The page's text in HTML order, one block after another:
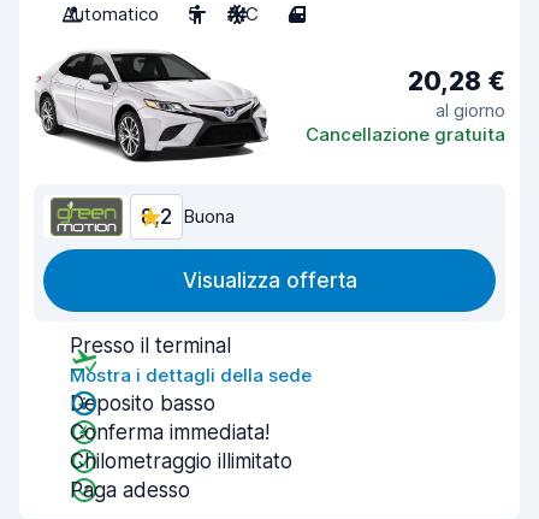
Automatico
5 A/C 4
20,28 €
al giorno
Cancellazione gratuita
8,2 Buona
Visualizza offerta
Presso il terminal
Mostra i dettagli della sede
Deposito basso
Conferma immediata!
Chilometraggio illimitato
Paga adesso